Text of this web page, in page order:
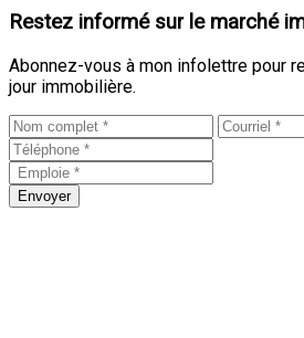
Restez informé sur le marché
Abonnez-vous à mon infolettre pour
jour immobilière.
Envoyer